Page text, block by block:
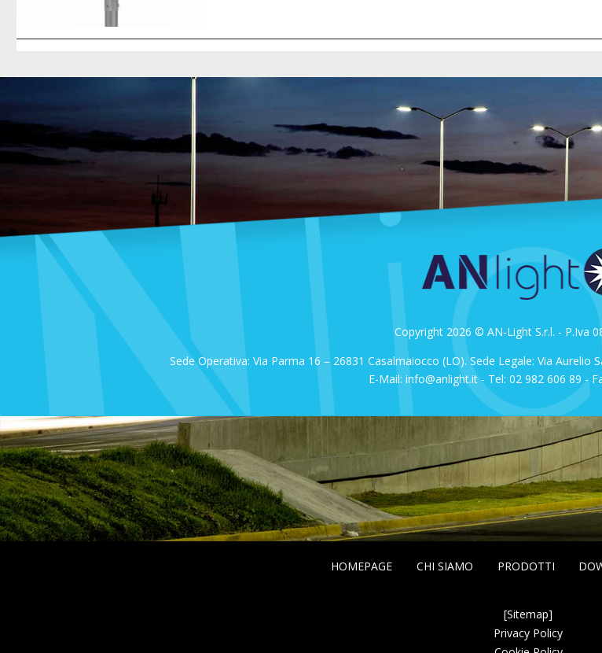
Copyright 2026 © AN-Light S.r.l. - P.Iva
Sede Operativa: Via Parma 16 – 26831 Casalmaiocco (LO). Sede Legale: Via Aurelio
E-Mail: info@anlight.it - Tel: 02 982 606 89 -
HOMEPAGE CHI SIAMO PRODOTTI
[Sitemap]
Privacy Policy